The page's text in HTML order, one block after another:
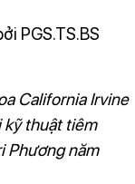
PGS.TS.BS
California Irvine
kỹ thuật tiêm
Phương năm